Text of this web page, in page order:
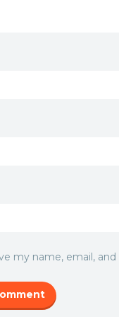
my name, email,